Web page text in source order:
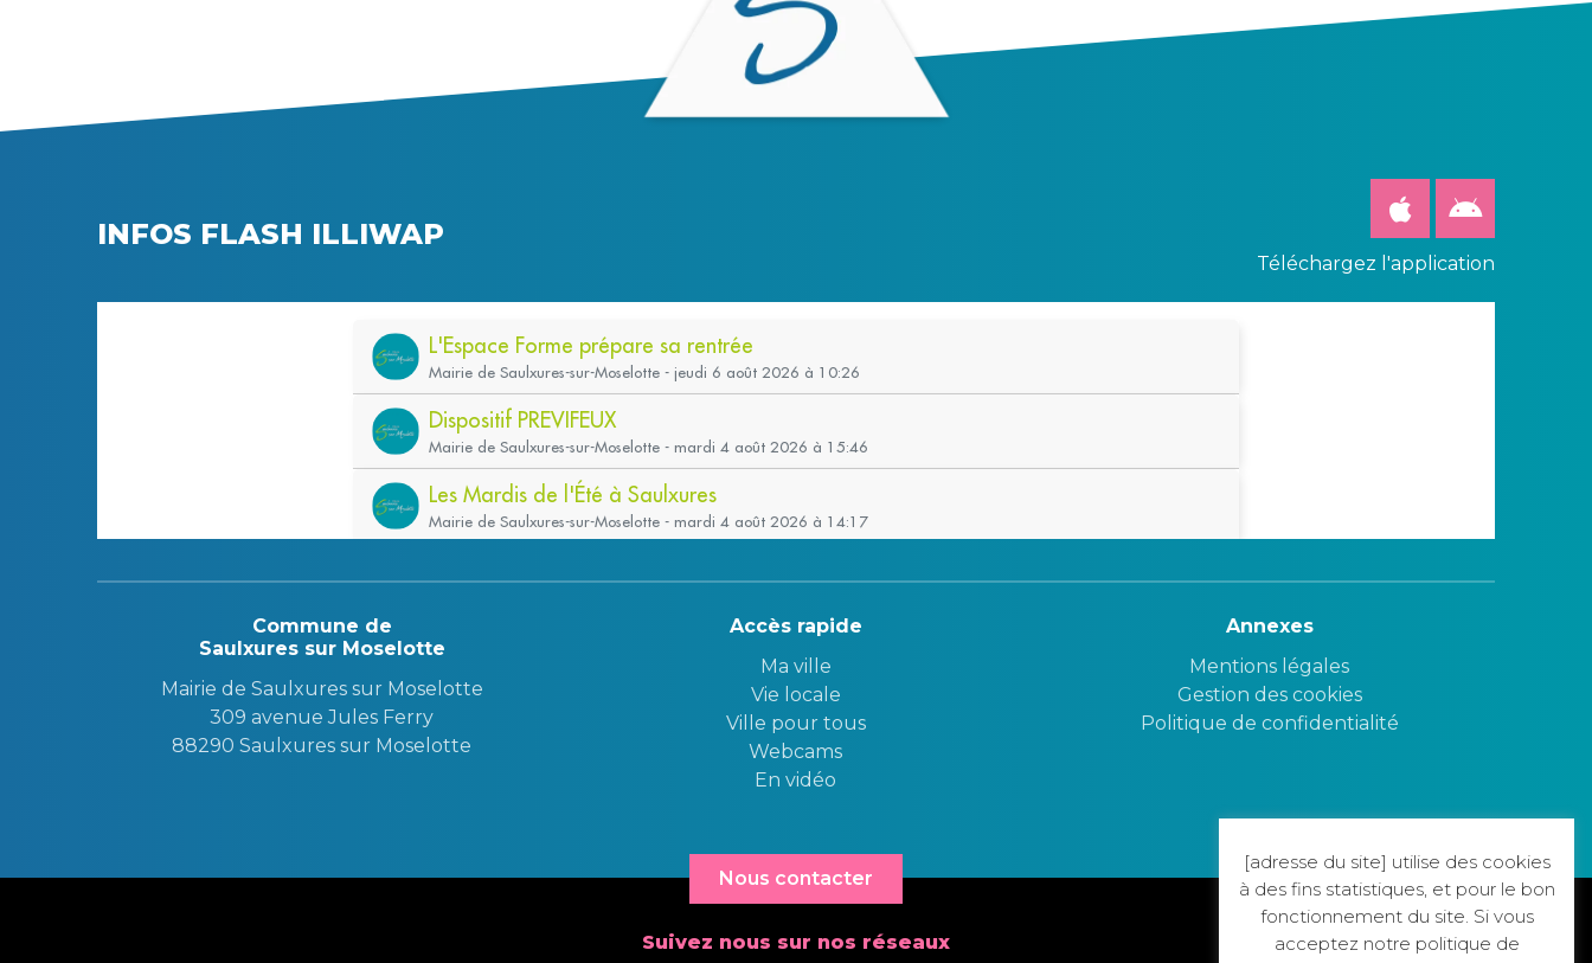
INFOS FLASH ILLIWAP
Téléchargez l'application
Commune de
Saulxures sur Moselotte
Mairie de Saulxures sur Moselotte
309 avenue Jules Ferry
88290 Saulxures sur Moselotte
Accès rapide
Ma ville
Vie locale
Ville pour tous
Webcams
En vidéo
Annexes
Mentions légales
Gestion des cookies
Politique de confidentialité
Nous contacter
Suivez nous sur nos réseaux
[adresse du site] utilise des cookies
à des fins statistiques, et pour le bon
fonctionnement du site. Si vous
acceptez notre politique de